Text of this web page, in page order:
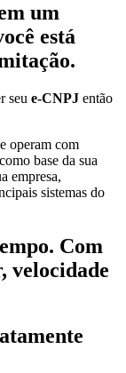
um
está
seu e-CNPJ então
operam com
como base da sua
empresa,
sistemas do
Com
velocidade